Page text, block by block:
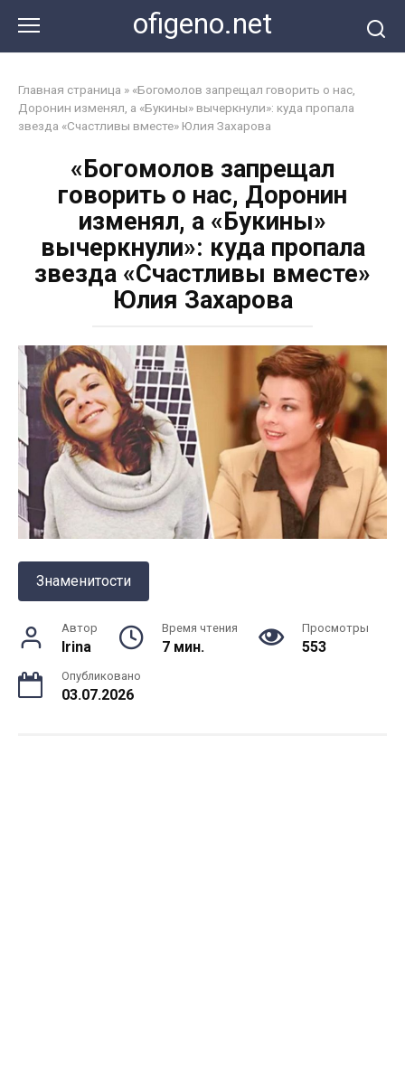
контенту
ofigeno.net
Главная страница » «Богомолов запрещал говорить о нас,
Доронин изменял, а «Букины» вычеркнули»: куда пропала
звезда «Счастливы вместе» Юлия Захарова
«Богомолов запрещал
говорить о нас, Доронин
изменял, а «Букины»
вычеркнули»: куда пропала
звезда «Счастливы вместе»
Юлия Захарова
Знаменитости
Автор
Irina
Время чтения
7 мин.
Просмотры
553
Опубликовано
03.07.2026